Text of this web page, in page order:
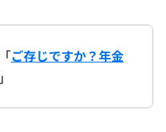
ご存じですか？年金
」